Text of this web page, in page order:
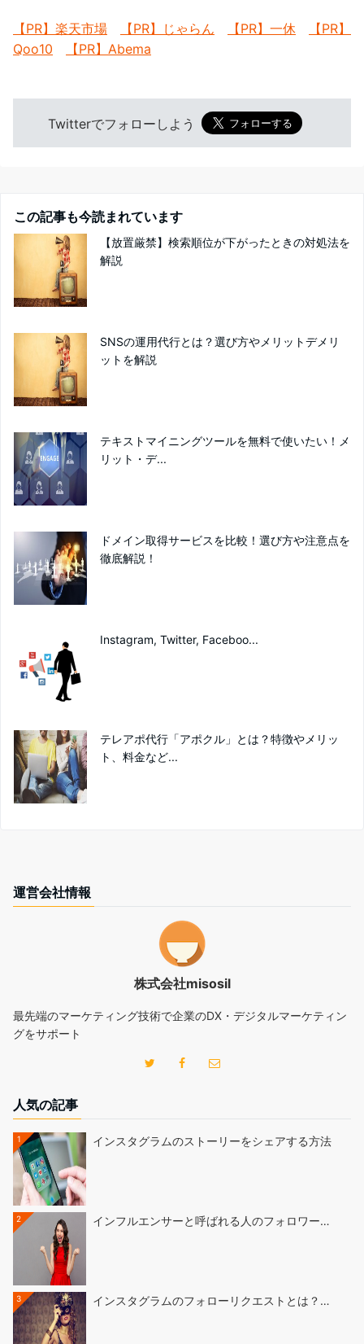
【PR】楽天市場 【PR】じゃらん 【PR】一休
【PR】
Qoo10
【PR】Abema
Twitterでフォローしよう
この記事も今読まれています
【放置厳禁】検索順位が下がったときの対処法を
解説
SNSの運用代行とは？選び方やメリットデメリ
ットを解説
テキストマイニングツールを無料で使いたい！メ
リット・デ...
ドメイン取得サービスを比較！選び方や注意点を
徹底解説！
Instagram, Twitter, Faceboo...
テレアポ代行「アポクル」とは？特徴やメリッ
ト、料金など...
運営会社情報
株式会社misosil
最先端のマーケティング技術で企業のDX・デジタルマーケティン
グをサポート
人気の記事
1 インスタグラムのストーリーをシェアする方法
2 インフルエンサーと呼ばれる人のフォロワー…
3 インスタグラムのフォローリクエストとは？…